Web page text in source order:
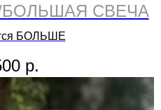
/БОЛЬШАЯ СВЕЧА
БОЛЬШЕ
р.